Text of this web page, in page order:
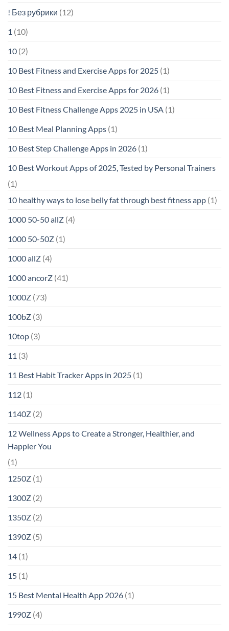
! Без рубрики (12)
1 (10)
10 (2)
10 Best Fitness and Exercise Apps for 2025 (1)
10 Best Fitness and Exercise Apps for 2026 (1)
10 Best Fitness Challenge Apps 2025 in USA (1)
10 Best Meal Planning Apps (1)
10 Best Step Challenge Apps in 2026 (1)
10 Best Workout Apps of 2025, Tested by Personal Trainers
(1)
10 healthy ways to lose belly fat through best fitness app (1)
1000 50-50 allZ (4)
1000 50-50Z (1)
1000 allZ (4)
1000 ancorZ (41)
1000Z (73)
100bZ (3)
10top (3)
11 (3)
11 Best Habit Tracker Apps in 2025 (1)
112 (1)
1140Z (2)
12 Wellness Apps to Create a Stronger, Healthier, and
Happier You
(1)
1250Z (1)
1300Z (2)
1350Z (2)
1390Z (5)
14 (1)
15 (1)
15 Best Mental Health App 2026 (1)
1990Z (4)